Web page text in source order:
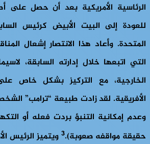
الرئاسية الأمريكية بعد أن حصل على
للعودة إلى البيت الأبيض كرئيس
المتحدة. وأعاد هذا الانتصار إشعال
التي اتبعها خلال إدارته السابقة،
الخارجية، مع التركيز بشكل خاص
الأفريقية. لقد زادت طبيعة “ترامب”
وعدم إمكانية التنبؤ بردت فعله أو
حقيقة مواقفه صعوبة).3 ويتميز الرئيس